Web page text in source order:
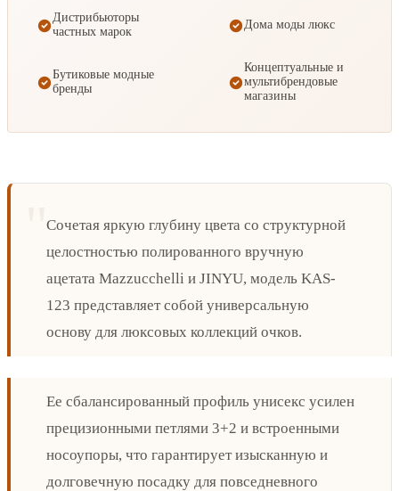
Дистрибьюторы
частных марок
Дома моды люкс
Бутиковые модные
бренды
Концептуальные и
мультибрендовые
магазины
Сочетая яркую глубину цвета со структурной
целостностью полированного вручную
ацетата Mazzucchelli и JINYU, модель KAS-
123 представляет собой универсальную
основу для люксовых коллекций очков.
Ее сбалансированный профиль унисекс усилен
прецизионными петлями 3+2 и встроенными
носоупоры, что гарантирует изысканную и
долговечную посадку для повседневного